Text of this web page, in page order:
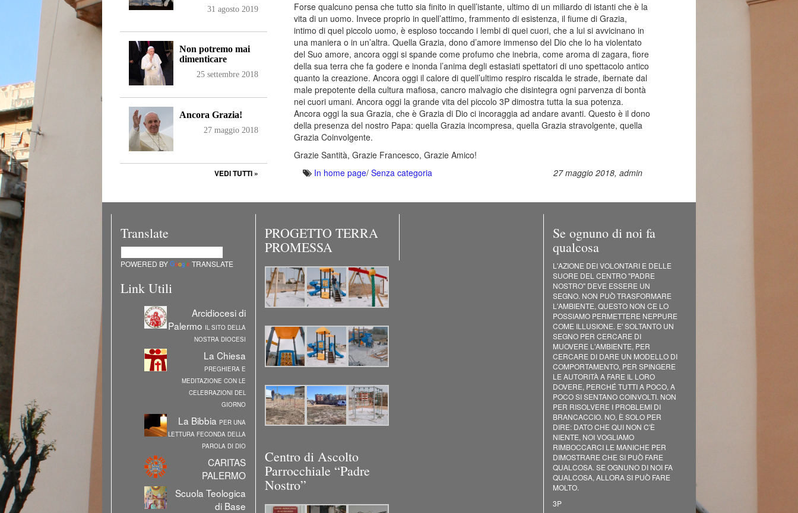
31 agosto 2019
Non potremo mai
dimenticare
25 settembre 2018
Ancora Grazia!
27 maggio 2018
VEDI TUTTI »
Forse qualcuno pensa che tutto sia finito in quell’istante, ultimo di un miliardo di istanti che è la
vita di un uomo. Invece proprio in quell’attimo, frammento di esistenza, il fiume di Grazia,
intimo di quel piccolo uomo, è esploso toccando i lembi di quei cuori, che a lui si avvicinano in
una maniera o in un’altra. Quella Grazia, dono d’amore immenso del Dio che lo ha violentato
del Suo amore, ancora oggi si spande come profumo che inebria, come aroma di zagara, fiore
della sua terra che fa godere e inonda l’anima degli estasiati spettatori di uno spettacolo antico
quanto la creazione. Ancora oggi il calore di quell’ultimo respiro riscalda le strade, ibernate dal
male prepotente della cultura mafiosa, cancro malvagio che disintegra ogni parvenza di bontà
nei cuori umani. Ancora oggi la grande vita del piccolo 3P dimostra tutta la sua potenza.
Ancora oggi la sua Grazia, che è Grazia di Dio ci incoraggia ad andare avanti. Questo è il dono
della presenza del nostro Papa: quella Grazia incompresa, quella Grazia stravolgente, quella
Grazia Coinvolgente.
Grazie Santità, Grazie Francesco, Grazie Amico!
In home page/ Senza categoria 27 maggio 2018, admin
Translate
POWERED BY TRANSLATE
Link Utili
Arcidiocesi di
Palermo IL SITO DELLA
NOSTRA DIOCESI
La Chiesa
PREGHIERA E
MEDITAZIONE CON LE
CELEBRAZIONI DEL
GIORNO
La Bibbia PER UNA
LETTURA FECONDA DELLA
PAROLA DI DIO
CARITAS
PALERMO
Scuola Teologica
di Base
PROGETTO TERRA
PROMESSA
Centro di Ascolto
Parrocchiale “Padre
Nostro”
Se ognuno di noi fa
qualcosa
L'AZIONE DEI VOLONTARI E DELLE
SUORE DEL CENTRO "PADRE
NOSTRO" DEVE ESSERE UN
SEGNO. NON PUÒ TRASFORMARE
L'AMBIENTE, QUESTO NON CE LO
POSSIAMO PERMETTERE NEPPURE
COME ILLUSIONE. E' SOLTANTO UN
SEGNO PER CERCARE DI
MUOVERE L'AMBIENTE, PER
CERCARE DI DARE UN MODELLO DI
COMPORTAMENTO, PER SPINGERE
LE AUTORITÀ A FARE IL LORO
DOVERE, PERCHÉ TUTTI A POCO, A
POCO SI SENTANO COINVOLTI. NON
PER RISOLVERE I PROBLEMI DI
BRANCACCIO. NO, È SOLO PER
DIRE: DATO CHE QUI NON C'È
NIENTE, NOI VOGLIAMO
RIMBOCCARCI LE MANICHE PER
DIMOSTRARE CHE SI PUÒ FARE
QUALCOSA. SE OGNUNO DI NOI FA
QUALCOSA, ALLORA SI PUÒ FARE
MOLTO.
3P